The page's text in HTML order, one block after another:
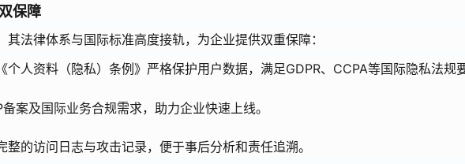
保障
法律体系与国际标准高度接轨，为企业提供双重保障：
个人资料（隐私）条例》严格保护用户数据，满足GDPR、CCPA等国际隐私法规
备案及国际业务合规需求，助力企业快速上线。
整的访问日志与攻击记录，便于事后分析和责任追溯。